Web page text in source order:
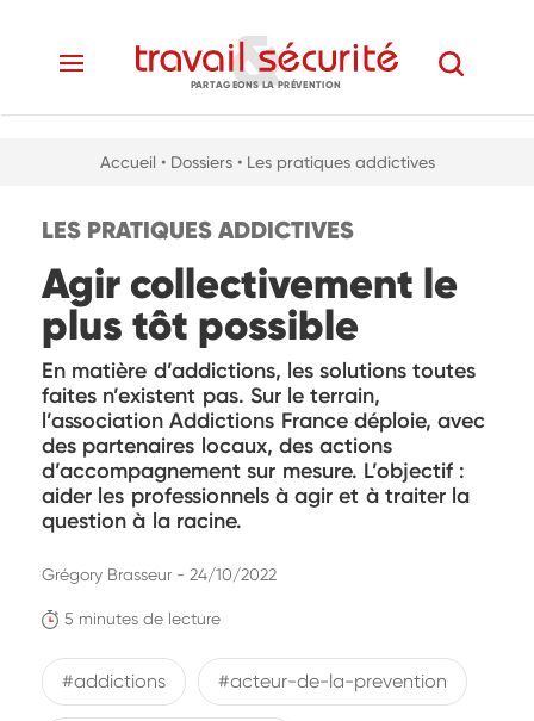
PARTAGEONS LA PRÉVENTION
Accueil • Dossiers • Les pratiques addictives
LES PRATIQUES ADDICTIVES
Agir collectivement le
plus tôt possible
En matière d’addictions, les solutions toutes
faites n’existent pas. Sur le terrain,
l’association Addictions France déploie, avec
des partenaires locaux, des actions
d’accompagnement sur mesure. L’objectif :
aider les professionnels à agir et à traiter la
question à la racine.
5 minutes de lecture
Grégory Brasseur - 24/10/2022
#addictions #acteur-de-la-prevention